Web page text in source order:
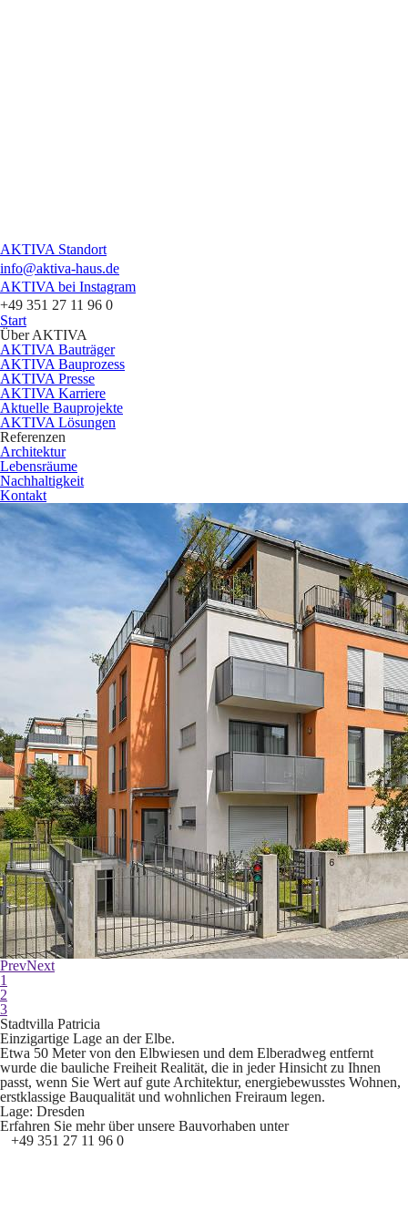
AKTIVA Standort
info@aktiva-haus.de
AKTIVA bei Instagram
+49 351 27 11 96 0
Start
Über AKTIVA
AKTIVA Bauträger
AKTIVA Bauprozess
AKTIVA Presse
AKTIVA Karriere
Aktuelle Bauprojekte
AKTIVA Lösungen
Referenzen
Architektur
Lebensräume
Nachhaltigkeit
Kontakt
PrevNext
1
2
3
Stadtvilla Patricia
Einzigartige Lage an der Elbe.
Etwa 50 Meter von den Elbwiesen und dem Elberadweg entfernt
wurde die bauliche Freiheit Realität, die in jeder Hinsicht zu Ihnen
passt, wenn Sie Wert auf gute Architektur, energiebewusstes Wohnen,
erstklassige Bauqualität und wohnlichen Freiraum legen.
Lage: Dresden
Erfahren Sie mehr über unsere Bauvorhaben unter
+49 351 27 11 96 0